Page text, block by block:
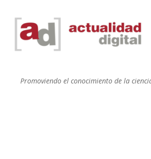
Promoviendo el conocimiento de la